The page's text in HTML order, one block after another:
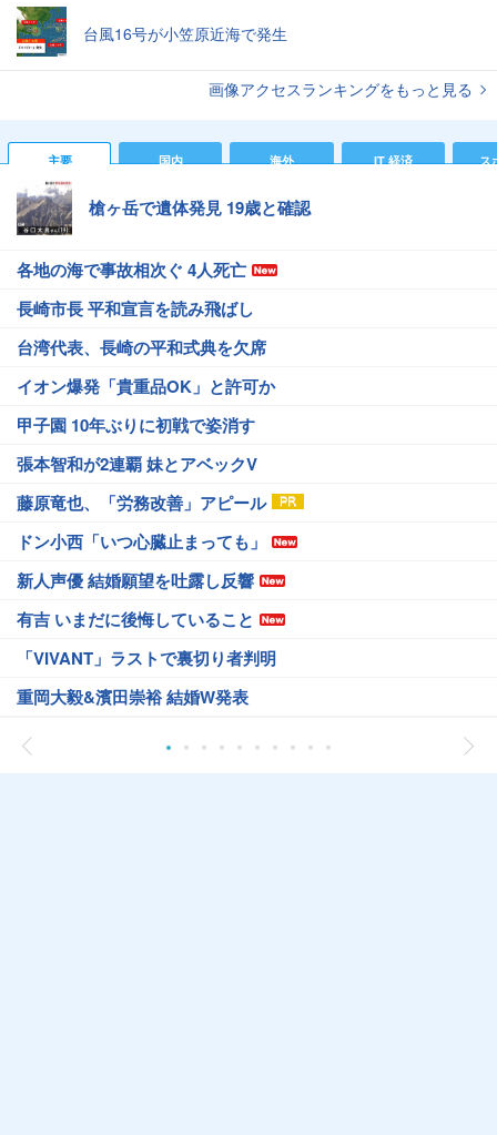
台風16号が小笠原近海で発生
画像アクセスランキングをもっと見る
主要 国内 海外 IT 経済 ス
槍ヶ岳で遺体発見 19歳と確認
各地の海で事故相次ぐ 4人死亡
長崎市長 平和宣言を読み飛ばし
台湾代表、長崎の平和式典を欠席
イオン爆発「貴重品OK」と許可か
甲子園 10年ぶりに初戦で姿消す
張本智和が2連覇 妹とアベックV
藤原竜也、「労務改善」アピール
ドン小西「いつ心臓止まっても」
新人声優 結婚願望を吐露し反響
有吉 いまだに後悔していること
「VIVANT」ラストで裏切り者判明
重岡大毅&濱田崇裕 結婚W発表